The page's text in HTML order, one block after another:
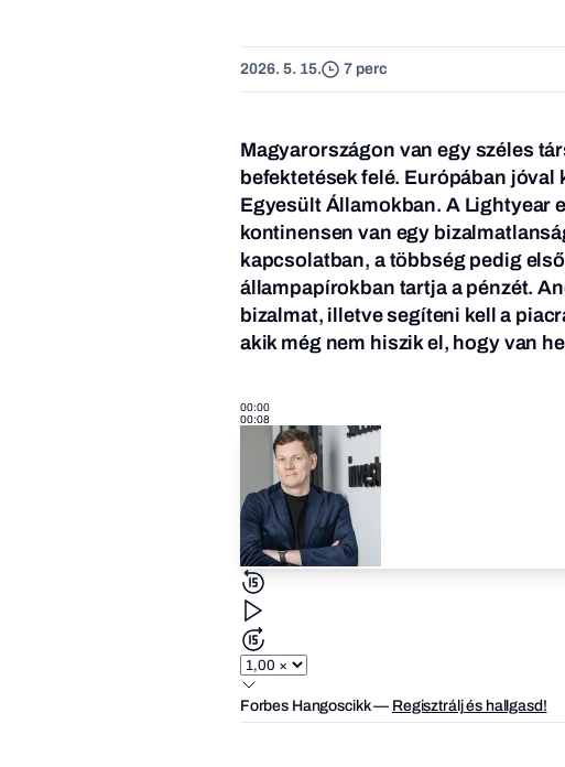
2026. 5. 15. 7 perc
Magyarországon van egy széles
befektetések felé. Európában jóval
Egyesült Államokban. A Lightyear
kontinensen van egy
kapcsolatban, a többség pedig
állampapírokban tartja a pénzét.
bizalmat, illetve segíteni kell a
akik még nem hiszik el, hogy van
00:00
00:08
Forbes Hangoscikk— Regisztrálj és hallgasd!